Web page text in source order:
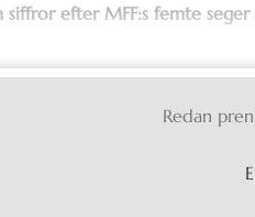
siffror efter MFF:s femte
Redan